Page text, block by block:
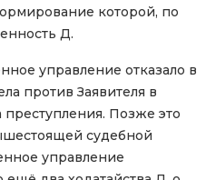
которой, по
Д.
управление отказало в
против Заявителя в
преступления. Позже это
судебной
управление